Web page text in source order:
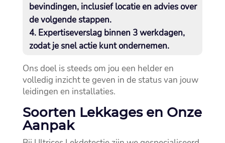
bevindingen, inclusief locatie en advies over
de volgende stappen.​
Expertiseverslag binnen 3 werkdagen,
zodat je snel actie kunt ondernemen.​
Ons doel is steeds om jou een helder en
volledig inzicht te geven in de status van jouw
leidingen en installaties.​
Soorten Lekkages en Onze
Aanpak